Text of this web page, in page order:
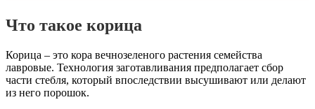
Что такое корица
Корица – это кора вечнозеленого растения семейства
лавровые. Технология заготавливания предполагает сбор
части стебля, который впоследствии высушивают или делают
из него порошок.